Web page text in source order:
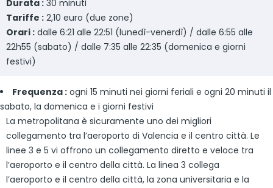
Durata : 30 minuti
Tariffe : 2,10 euro (due zone)
Orari : dalle 6:21 alle 22:51 (lunedì-venerdì) / dalle 6:55 alle
22h55 (sabato) / dalle 7:35 alle 22:35 (domenica e giorni
festivi)
Frequenza : ogni 15 minuti nei giorni feriali e ogni 20 minuti il
sabato, la domenica e i giorni festivi
La metropolitana è sicuramente uno dei migliori
collegamento tra l’aeroporto di Valencia e il centro città. Le
linee 3 e 5 vi offrono un collegamento diretto e veloce tra
l’aeroporto e il centro della città. La linea 3 collega
l’aeroporto e il centro della città, la zona universitaria e la